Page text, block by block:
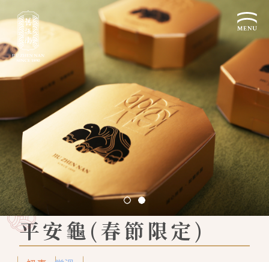
關於我們
品牌故事
歷史沿革
認識漢餅文化
文化生活誌
24節氣文化
漢餅文化
漢餅文化體驗館
漢餅文化館
文化體驗
產品服務
產品介紹
企業客製贈禮區
預約品鑑
喜餅預約
企業永續
永續新聞集
利害關係人
最新消息
聯絡我們
全台據點
平安龜(春節限定)